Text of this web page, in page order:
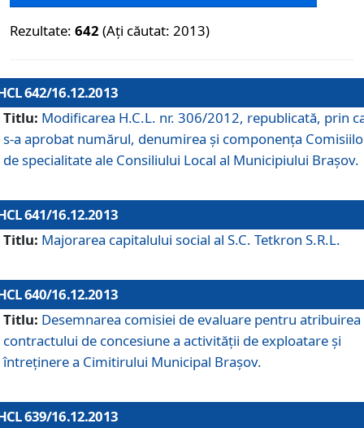
Rezultate: 642 (Ați căutat: 2013)
642/16.12.2013
Titlu: Modificarea H.C.L. nr. 306/2012, republicată, prin
s-a aprobat numărul, denumirea şi componenţa
de specialitate ale Consiliului Local al Municipiului Braşov.
641/16.12.2013
Titlu: Majorarea capitalului social al S.C. Tetkron S.R.L.
640/16.12.2013
Titlu: Desemnarea comisiei de evaluare pentru atribuirea
contractului de concesiune a activităţii de exploatare şi
întreţinere a Cimitirului Municipal Braşov.
639/16.12.2013